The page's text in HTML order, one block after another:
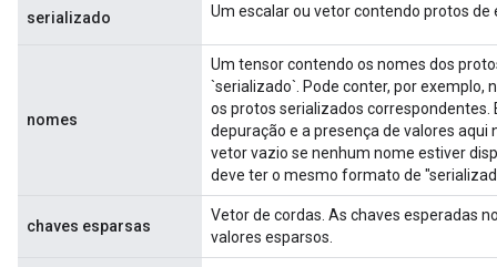
serializado Um escalar ou vetor contendo protos
nomes
Um tensor contendo os nomes dos
`serializado`. Pode conter, por exemplo,
os protos serializados
depuração e a presença de valores
vetor vazio se nenhum nome estiver
deve ter o mesmo formato de
chaves esparsas
Vetor de cordas. As chaves esperadas
valores esparsos.